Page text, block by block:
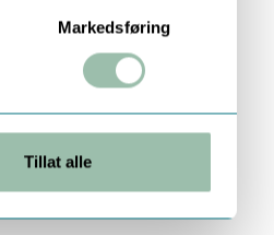
Markedsføring
Tillat alle